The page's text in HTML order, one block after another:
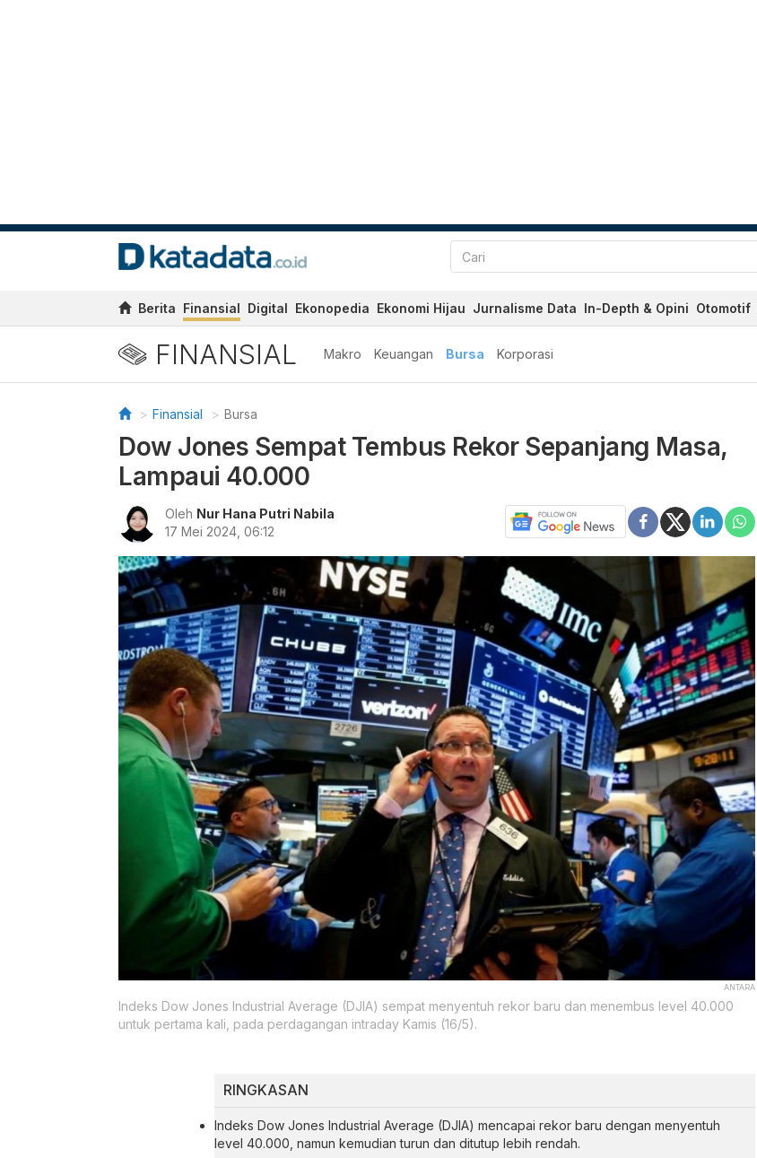
Berita Finansial Digital Ekonopedia Ekonomi Hijau Jurnalisme Data In-Depth & Opini Otomotif
FINANSIAL Makro Keuangan Bursa Korporasi
Finansial Bursa
Dow Jones Sempat Tembus Rekor Sepanjang Masa,
Lampaui 40.000
Oleh Nur Hana Putri Nabila
17 Mei 2024, 06:12
ANTARA
Indeks Dow Jones Industrial Average (DJIA) sempat menyentuh rekor baru dan menembus level 40.000
untuk pertama kali, pada perdagangan intraday Kamis (16/5).
RINGKASAN
Indeks Dow Jones Industrial Average (DJIA) mencapai rekor baru dengan menyentuh
level 40.000, namun kemudian turun dan ditutup lebih rendah.